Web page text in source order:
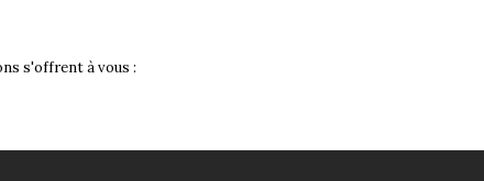
s'offrent à vous :